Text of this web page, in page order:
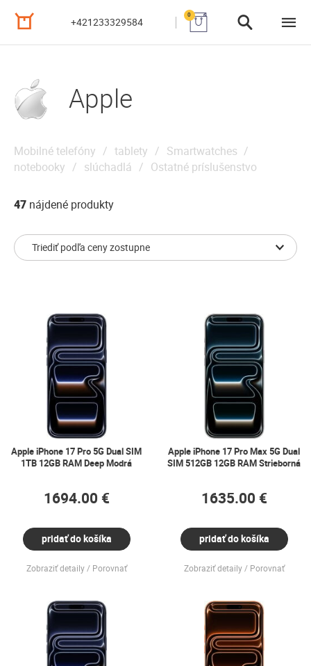
+421233329584
0
Apple
Mobilné telefóny tablety
Smartwatches
notebooky
slúchadlá Ostatné príslušenstvo
47 nájdené produkty
Apple iPhone 17 Pro 5G Dual SIM
1TB 12GB RAM Deep Modrá
1694.00 €
pridať do košíka
Zobraziť detaily Porovnať
Apple iPhone 17 Pro Max 5G Dual
SIM 512GB 12GB RAM Strieborná
1635.00 €
pridať do košíka
Zobraziť detaily Porovnať